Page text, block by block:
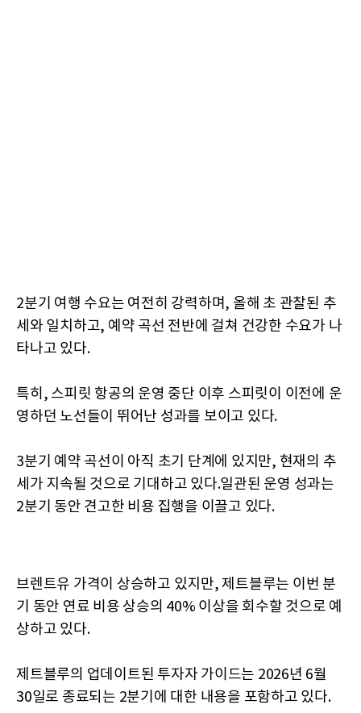
2분기 여행 수요는 여전히 강력하며, 올해 초 관찰된 추
세와 일치하고, 예약 곡선 전반에 걸쳐 건강한 수요가 나
타나고 있다.
특히, 스피릿 항공의 운영 중단 이후 스피릿이 이전에 운
영하던 노선들이 뛰어난 성과를 보이고 있다.
3분기 예약 곡선이 아직 초기 단계에 있지만, 현재의 추
세가 지속될 것으로 기대하고 있다.일관된 운영 성과는
2분기 동안 견고한 비용 집행을 이끌고 있다.
브렌트유 가격이 상승하고 있지만, 제트블루는 이번 분
기 동안 연료 비용 상승의 40% 이상을 회수할 것으로 예
상하고 있다.
제트블루의 업데이트된 투자자 가이드는 2026년 6월
30일로 종료되는 2분기에 대한 내용을 포함하고 있다.